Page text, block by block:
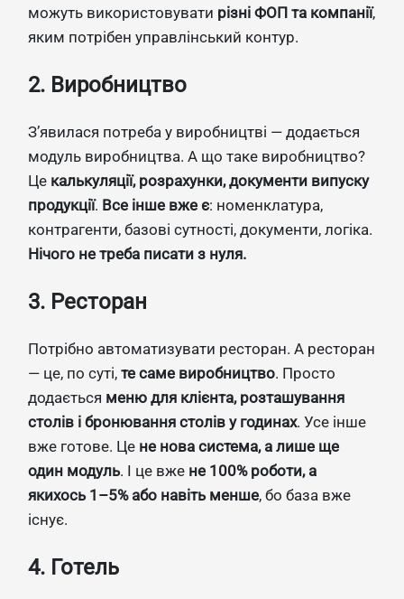
можуть використовувати різні ФОП та компанії,
яким потрібен управлінський контур.
2. Виробництво
З’явилася потреба у виробництві — додається
модуль виробництва. А що таке виробництво?
Це калькуляції, розрахунки, документи випуску
продукції. Все інше вже є: номенклатура,
контрагенти, базові сутності, документи, логіка.
Нічого не треба писати з нуля.
3. Ресторан
Потрібно автоматизувати ресторан. А ресторан
— це, по суті, те саме виробництво. Просто
додається меню для клієнта, розташування
столів і бронювання столів у годинах. Усе інше
вже готове. Це не нова система, а лише ще
один модуль. І це вже не 100% роботи, а
якихось 1–5% або навіть менше, бо база вже
існує.
4. Готель